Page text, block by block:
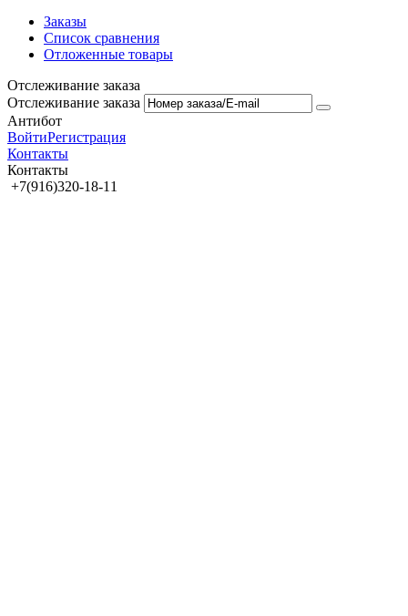
Заказы
Список сравнения
Отложенные товары
Отслеживание заказа
Отслеживание заказа
Антибот
ВойтиРегистрация
Контакты
Контакты
+7(916)320-18-11